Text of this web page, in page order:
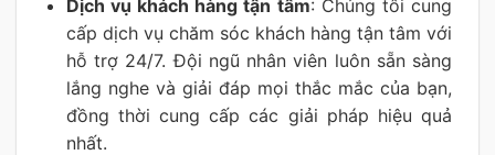
Dịch vụ khách hàng tận tâm: Chúng tôi cung
cấp dịch vụ chăm sóc khách hàng tận tâm với
hỗ trợ 24/7. Đội ngũ nhân viên luôn sẵn sàng
lắng nghe và giải đáp mọi thắc mắc của bạn,
đồng thời cung cấp các giải pháp hiệu quả
nhất.